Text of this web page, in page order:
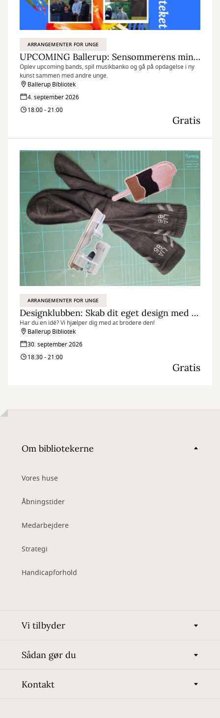
ARRANGEMENTER FOR UNGE
UPCOMING Ballerup: Sensommerens minifestival
Oplev upcoming bands, spil musikbanko og gå på opdagelse i ny
kunst sammen med andre unge.
Ballerup Bibliotek
4. september 2026
18:00 - 21:00
Gratis
ARRANGEMENTER FOR UNGE
Designklubben: Skab dit eget design med broderi
Har du en idé? Vi hjælper dig med at brodere den!
Ballerup Bibliotek
30. september 2026
18:30 - 21:00
Gratis
Om bibliotekerne
Vores huse
Åbningstider
Medarbejdere
Strategi
Handicapforhold
Vi tilbyder
Sådan gør du
Kontakt